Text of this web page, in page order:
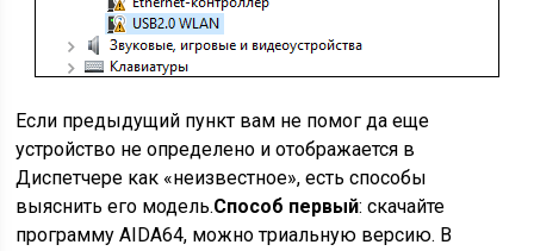
Если предыдущий пункт вам не помог да еще
устройство не определено и отображается в
Диспетчере как «неизвестное», есть способы
выяснить его модель.Способ первый: скачайте
программу AIDA64, можно триальную версию. В